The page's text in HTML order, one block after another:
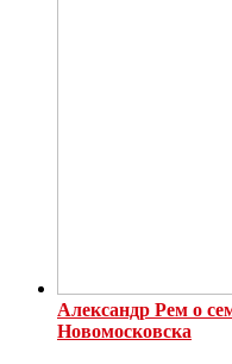
Александр Рем о
Новомосковска